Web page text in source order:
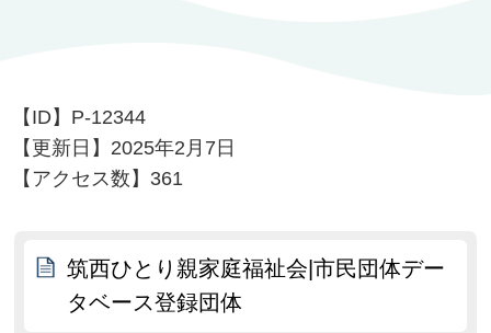
【ID】 P-12344
【更新日】 2025年2月7日
【アクセス数】 361
筑西ひとり親家庭福祉会|市民団体デー
タベース登録団体